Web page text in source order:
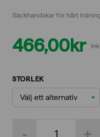
Säckhandskar för hårt
466,00kr
STORLEK